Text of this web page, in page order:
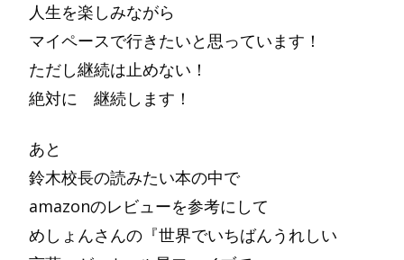
人生を楽しみながら
マイペースで行きたいと思っています！
ただし継続は止めない！
絶対に 継続します！
あと
鈴木校長の読みたい本の中で
amazonのレビューを参考にして
めしょんさんの『世界でいちばんうれしい